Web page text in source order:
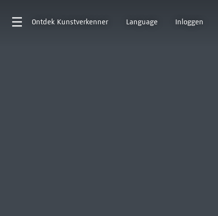
Ontdek Kunstverkenner Language Inloggen